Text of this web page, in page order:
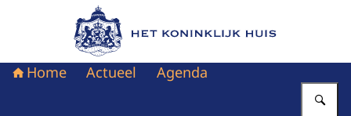
Naar de homepage van Het Koninklijk Huis
Home Actueel Agenda